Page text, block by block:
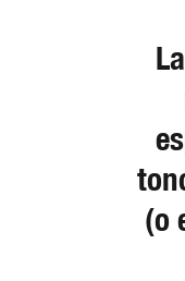
(o